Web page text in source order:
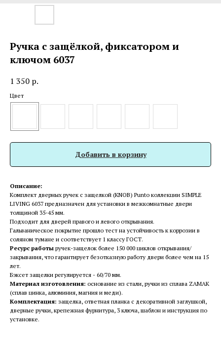
Ручка с защёлкой, фиксатором и
ключом 6037
1 350 р.
Цвет
Добавить в корзину
Описание:
Комплект дверных ручек с защелкой (KNOB) Punto коллекции SIMPLE
LIVING 6037 предназначен для установки в межкомнатные двери
толщиной 35-45 мм.
Подходит для дверей правого и левого открывания.
Гальваническое покрытие прошло тест на устойчивость к коррозии в
соляном тумане и соответствует 1 классу ГОСТ.
Ресурс работы ручек-защелок более 150 000 циклов открывания/
закрывания, что гарантирует безотказную работу двери более чем на 15
лет.
Бэксет защелки регулируется - 60/70 мм.
Материал изготовления: основание из стали, ручки из сплава ZAMAK
(сплав цинка, алюминия, магния и меди).
Комплектация: защелка, ответная планка с декоративной заглушкой,
дверные ручки, крепежная фурнитура, 3 ключа, шаблон и инструкция по
установке.